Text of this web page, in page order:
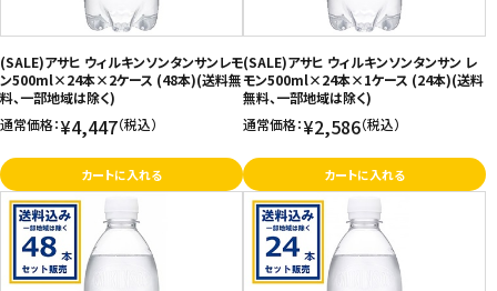
(SALE)アサヒ ウィルキンソンタンサンレモ
ン500ml×24本×2ケース (48本)(送料無
料、一部地域は除く)
通常価格：¥4,447（税込）
カートに入れる
(SALE)アサヒ ウィルキンソンタンサン レ
モン500ml×24本×1ケース (24本)(送料
無料、一部地域は除く)
通常価格：¥2,586（税込）
カートに入れる